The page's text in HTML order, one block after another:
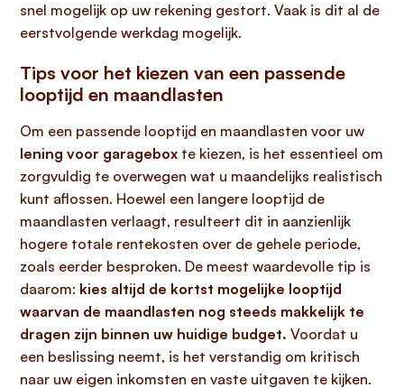
snel mogelijk op uw rekening gestort. Vaak is dit al de
eerstvolgende werkdag mogelijk.
Tips voor het kiezen van een passende
looptijd en maandlasten
Om een passende looptijd en maandlasten voor uw
lening voor garagebox te kiezen, is het essentieel om
zorgvuldig te overwegen wat u maandelijks realistisch
kunt aflossen. Hoewel een langere looptijd de
maandlasten verlaagt, resulteert dit in aanzienlijk
hogere totale rentekosten over de gehele periode,
zoals eerder besproken. De meest waardevolle tip is
daarom: kies altijd de kortst mogelijke looptijd
waarvan de maandlasten nog steeds makkelijk te
dragen zijn binnen uw huidige budget. Voordat u
een beslissing neemt, is het verstandig om kritisch
naar uw eigen inkomsten en vaste uitgaven te kijken.